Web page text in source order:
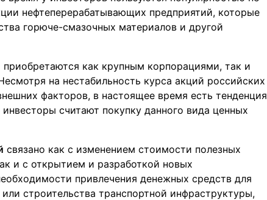
нефтеперерабатывающих предприятий, которые
горюче-смазочных материалов и другой
как крупным корпорациями, так и
на нестабильность курса акций российских
факторов, в настоящее время есть тенденция
считают покупку данного вида ценных
связано как с изменением стоимости полезных
и с открытием и разработкой новых
привлечения денежных средств для
строительства транспортной инфраструктуры,